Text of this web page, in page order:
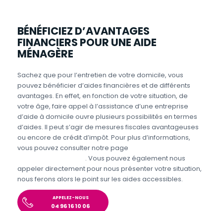
BÉNÉFICIEZ D’AVANTAGES
FINANCIERS POUR UNE AIDE
MÉNAGÈRE
Sachez que pour l’entretien de votre domicile, vous
pouvez bénéficier d’aides financières et de différents
avantages. En effet, en fonction de votre situation, de
votre âge, faire appel à l’assistance d’une entreprise
d’aide à domicile ouvre plusieurs possibilités en termes
d’aides. Il peut s’agir de mesures fiscales avantageuses
ou encore de crédit d’impôt. Pour plus d’informations,
vous pouvez consulter notre page
. Vous pouvez également nous
appeler directement pour nous présenter votre situation,
nous ferons alors le point sur les aides accessibles.
APPELEZ-NOUS
04 96 16 10 06